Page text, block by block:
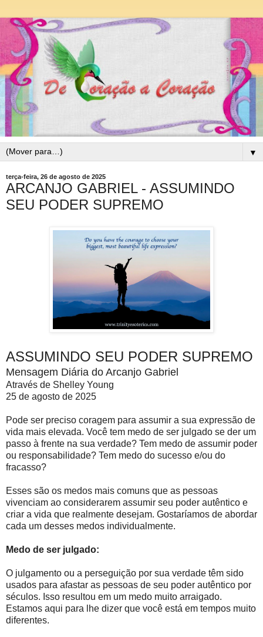
▼
terça-feira, 26 de agosto de 2025
ARCANJO GABRIEL - ASSUMINDO
SEU PODER SUPREMO
ASSUMINDO SEU PODER SUPREMO
Mensagem Diária do Arcanjo Gabriel
Através de Shelley Young
25 de agosto de 2025
Pode ser preciso coragem para assumir a sua expressão de
vida mais elevada. Você tem medo de ser julgado se der um
passo à frente na sua verdade? Tem medo de assumir poder
ou responsabilidade? Tem medo do sucesso e/ou do
fracasso?
Esses são os medos mais comuns que as pessoas
vivenciam ao considerarem assumir seu poder autêntico e
criar a vida que realmente desejam. Gostaríamos de abordar
cada um desses medos individualmente.
Medo de ser julgado:
O julgamento ou a perseguição por sua verdade têm sido
usados ​​para afastar as pessoas de seu poder autêntico por
séculos. Isso resultou em um medo muito arraigado.
Estamos aqui para lhe dizer que você está em tempos muito
diferentes.